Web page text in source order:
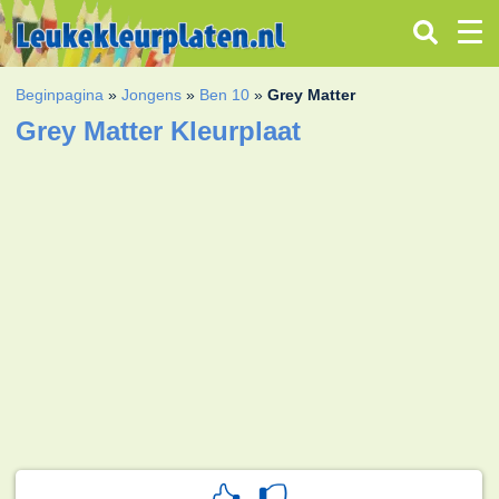
Beginpagina »Jongens » Ben 10 »Grey Matter
Grey Matter Kleurplaat